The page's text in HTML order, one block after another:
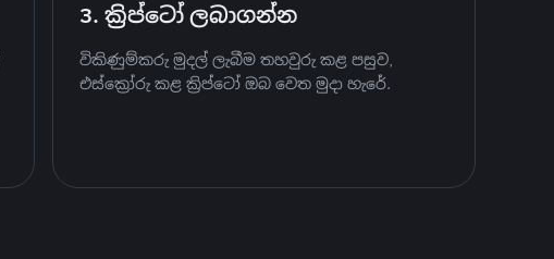
3. ක්‍රිප්ටෝ ලබාගන්න
විකිණුම්කරු මුදල් ලැබීම තහවුරු කළ පසුව,
එස්ක්‍රෝරු කළ ක්‍රිප්ටෝ ඔබ වෙත මුදා හැරේ.